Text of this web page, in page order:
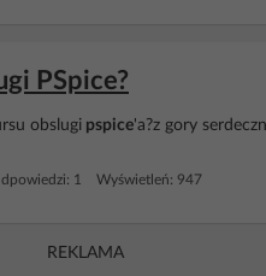
PSpice?
obslugi pspice'a?z gory
1 Wyświetleń: 947
REKLAMA